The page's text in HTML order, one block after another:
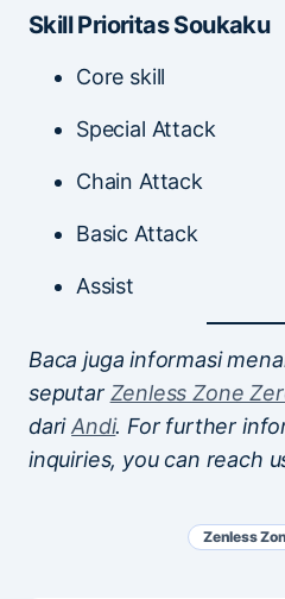
Skill Prioritas Soukaku
Core skill
Special Attack
Chain Attack
Basic Attack
Assist
Baca juga informasi
seputar Zenless Zone
dariAndi. For further
inquiries, you can reach
Zenless